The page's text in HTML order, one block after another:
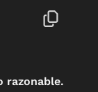
razonable.